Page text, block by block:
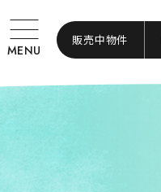
MENU
販売中物件